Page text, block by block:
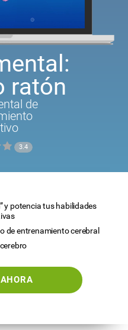
ratón
de
3.4
y potencia tus habilidades
de entrenamiento cerebral